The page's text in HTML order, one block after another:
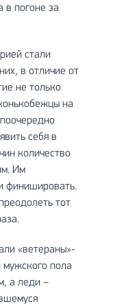
в погоне за
стали
в отличие от
не только
на
себя в
количество
Им
финишировать.
тот
«ветераны»-
пола
а леди –